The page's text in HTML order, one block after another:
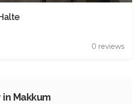
0 reviews
in Makkum